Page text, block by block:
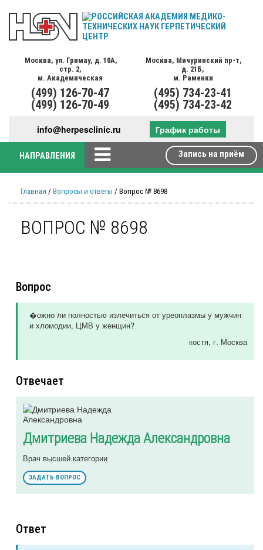
Москва, ул. Гримау, д. 10А,
стр. 2,
м. Академическая
(499) 126-70-47
(499) 126-70-49
Москва, Мичуринский пр-т,
д. 21Б,
м. Раменки
(495) 734-23-41
(495) 734-23-42
info@herpesclinic.ru График работы
НАПРАВЛЕНИЯ Запись на приём
Главная / Вопросы и ответы / Вопрос № 8698
ВОПРОС № 8698
Вопрос
�ожно ли полностью излечиться от уреоплазмы у мужчин
и хломодии, ЦМВ у женщин?
костя, г. Москва
Отвечает
Дмитриева Надежда Александровна
Врач высшей категории
ЗАДАТЬ ВОПРОС
Ответ